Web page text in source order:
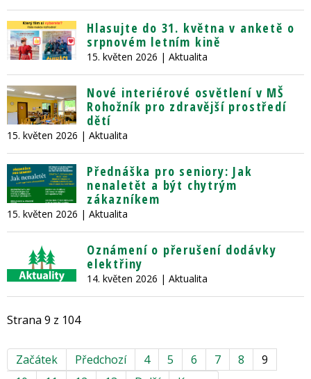
Hlasujte do 31. května v anketě o
srpnovém letním kině
15. květen 2026 | Aktualita
Nové interiérové osvětlení v MŠ
Rohožník pro zdravější prostředí
dětí
15. květen 2026 | Aktualita
Přednáška pro seniory: Jak
nenaletět a být chytrým
zákazníkem
15. květen 2026 | Aktualita
Oznámení o přerušení dodávky
elektřiny
14. květen 2026 | Aktualita
Strana 9 z 104
Začátek Předchozí 4 5 6 7 8
9